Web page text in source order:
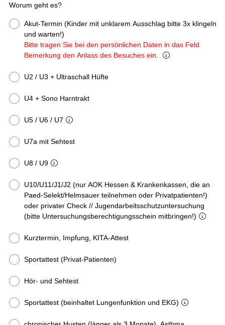
Worum geht es?
Akut-Termin (Kinder mit unklarem Ausschlag bitte 3x klingeln
und warten!)
Bitte tragen Sie bei den persönlichen Daten in das Feld
Bemerkung den Anlass des Besuches ein.
U2 / U3 + Ultraschall Hüfte
U4 + Sono Harntrakt
U5 / U6 / U7
U7a mit Sehtest
U8 / U9
U10/U11/J1/J2 (nur AOK Hessen & Krankenkassen, die an
Paed-Selekt/Helmsauer teilnehmen oder Privatpatienten!)
oder privater Check // Jugendarbeitsschutzuntersuchung
(bitte Untersuchungsberechtigungsschein mitbringen!)
Kurztermin, Impfung, KITA-Attest
Sportattest (Privat-Patienten)
Hör- und Sehtest
Sportattest (beinhaltet Lungenfunktion und EKG)